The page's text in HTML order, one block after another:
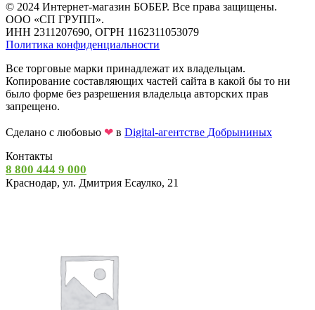
© 2024 Интернет-магазин БОБЕР. Все права защищены.
ООО «СП ГРУПП».
ИНН 2311207690, ОГРН 1162311053079
Политика конфиденциальности
Все торговые марки принадлежат их владельцам.
Копирование составляющих частей сайта в какой бы то ни
было форме без разрешения владельца авторских прав
запрещено.
Сделано с любовью ❤ в Digital-агентстве Добрыниных
Контакты
8 800 444 9 000
Краснодар, ул. Дмитрия Есаулко, 21